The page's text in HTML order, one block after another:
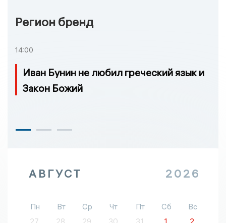
Регион бренд
14:00
Иван Бунин не любил греческий язык и
Закон Божий
АВГУСТ 2026
Пн Вт Ср Чт Пт Сб
Вс
27
28 29 30 31 1 2